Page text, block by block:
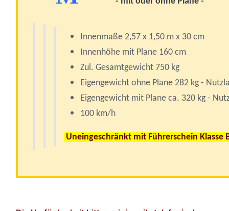
Innenmaße 2,57 x 1,50 m x 30 cm
Innenhöhe mit Plane 160 cm
Zul. Gesamtgewicht 750 kg
Eigengewicht ohne Plane 282 kg -
Eigengewicht mit Plane ca. 320 kg -
100 km/h
Uneingeschränkt mit Führerschein Klasse